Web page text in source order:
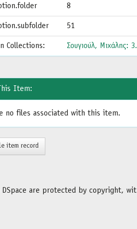
8
51
Collections: Σουγιούλ, Μιχάλης:
Item:
no files associated with this item.
item record
are protected by copyright,